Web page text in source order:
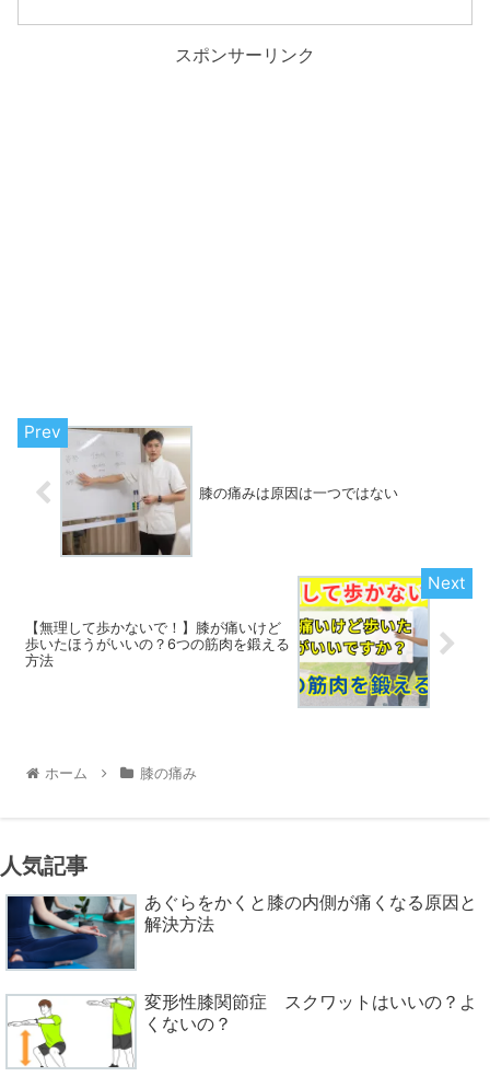
スポンサーリンク
膝の痛みは原因は一つではない
【無理して歩かないで！】膝が痛いけど
歩いたほうがいいの？6つの筋肉を鍛える
方法
ホーム 膝の痛み
人気記事
あぐらをかくと膝の内側が痛くなる原因と
解決方法
変形性膝関節症 スクワットはいいの？よ
くないの？